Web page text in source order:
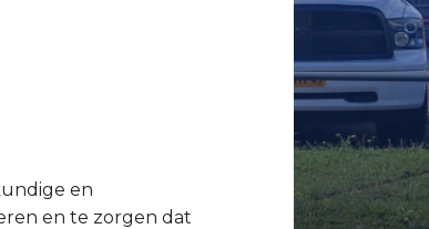
en
en te zorgen dat